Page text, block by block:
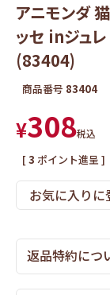
アニモンダ
ッセ inジュ
(83404)
商品番号 83404
¥308税込
[3 ポイント進呈 ]
お気に入りに
返品特約につ